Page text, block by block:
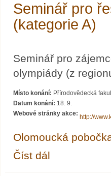
Seminář pro
(kategorie A)
Seminář pro
olympiády (z
Místo konání: Přírodovědecká
Datum konání: 18. 9.
Webové stránky akce:
http://
Olomoucká
Číst dál